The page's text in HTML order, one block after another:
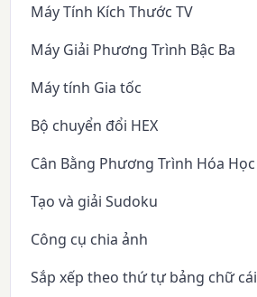
Máy Tính Kích Thước TV
Máy Giải Phương Trình Bậc Ba
Máy tính Gia tốc
Bộ chuyển đổi HEX
Cân Bằng Phương Trình Hóa Học
Tạo và giải Sudoku
Công cụ chia ảnh
Sắp xếp theo thứ tự bảng chữ cái